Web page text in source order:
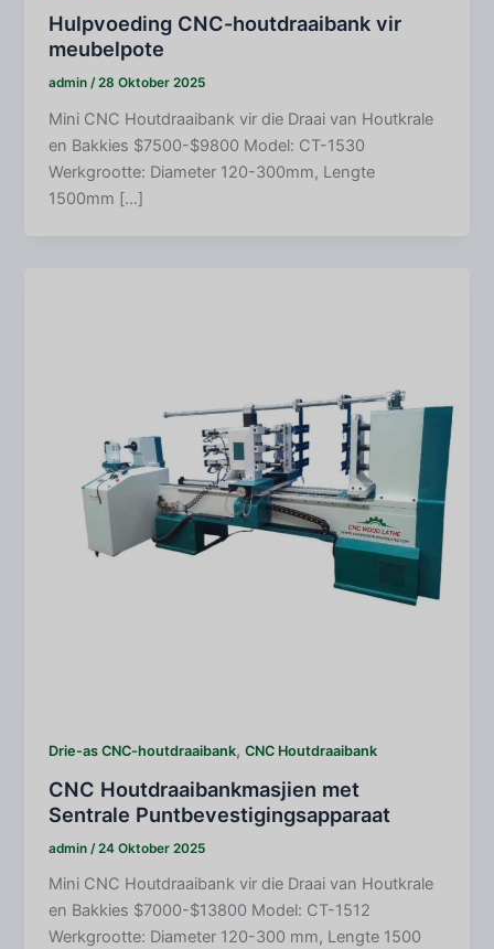
Hulpvoeding CNC-houtdraaibank vir
meubelpote
admin/28 Oktober 2025
Mini CNC Houtdraaibank vir die Draai van Houtkrale
en Bakkies $7500-$9800 Model: CT-1530
Werkgrootte: Diameter 120-300mm, Lengte
1500mm […]
Drie-as CNC-houtdraaibank,CNC Houtdraaibank
CNC Houtdraaibankmasjien met
Sentrale Puntbevestigingsapparaat
admin /24 Oktober 2025
Mini CNC Houtdraaibank vir die Draai van Houtkrale
en Bakkies $7000-$13800 Model: CT-1512
Werkgrootte: Diameter 120-300 mm, Lengte 1500